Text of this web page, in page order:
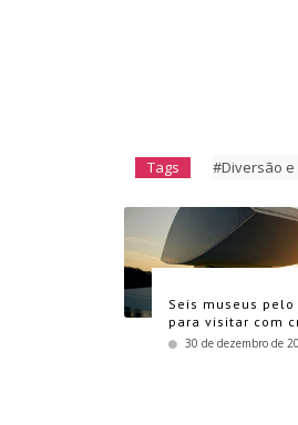
Tags #Diversão e
Seis museus
para visitar com
30 de dezembro de